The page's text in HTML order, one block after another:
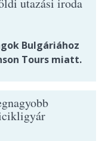
utazási iroda
Bulgáriához
Tours miatt.